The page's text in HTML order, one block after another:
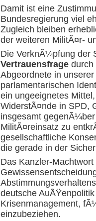
Damit ist eine
Bundesregierung viel
Zugleich bleiben
der weiteren MilitÃ¤r-
Die VerknÃ¼pfung der
Vertrauensfrage durch
Abgeordnete in
parlamentarischen
ein ungeeignetes
WiderstÃ¤nde in SPD,
insgesamt
MilitÃ¤reinsatz zu
gesellschaftliche
die gerade in der
Das Kanzler-
deutsche
Krisenmanagement,
einzubeziehen.